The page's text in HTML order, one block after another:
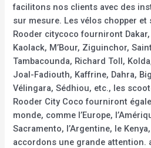
facilitons nos clients avec des
sur mesure. Les vélos chopper
Rooder citycoco fourniront
Kaolack, M’Bour, Ziguinchor,
Tambacounda, Richard Toll,
Joal-Fadiouth, Kaffrine, Dahra,
Vélingara, Sédhiou, etc., les
Rooder City Coco fourniront
monde, comme l’Europe,
Sacramento, l’Argentine, le
accordons une grande attention.